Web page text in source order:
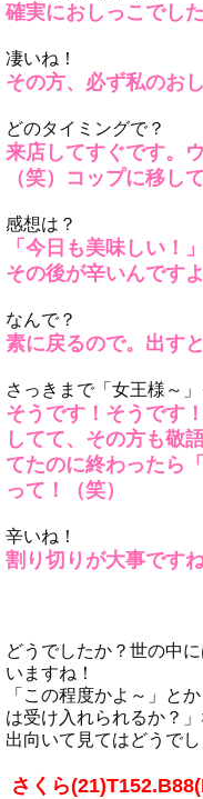
確実におしっこでし
凄いね！
その方、必ず私のお
どのタイミングで？
来店してすぐです。
（笑）コップに移して
感想は？
「今日も美味しい！
その後が辛いんです
なんで？
素に戻るので。出す
さっきまで「女王様～
そうです！そうです
してて、その方も敬
てたのに終わったら
って！（笑）
辛いね！
割り切りが大事ですね
どうでしたか？世の中
いますね！
「この程度かよ～」と
は受け入れられるか？
出向いて見てはどうでし
さくら